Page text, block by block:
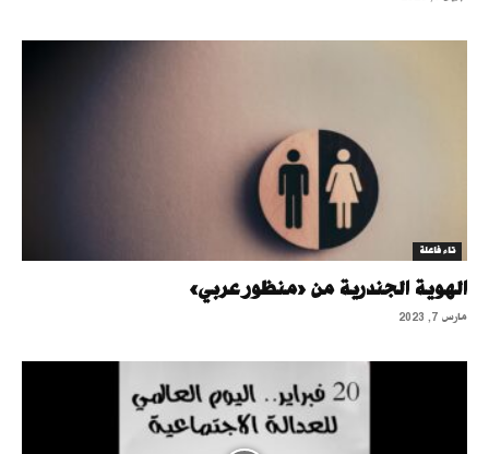
تاء فاعلة
الهوية الجندرية من «منظور عربي»
مارس 7, 2023